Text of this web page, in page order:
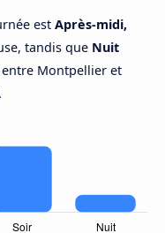
est Après-midi,
tandis que Nuit
Montpellier et